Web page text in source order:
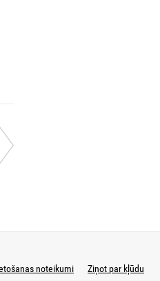
noteikumi Ziņot par kļūdu